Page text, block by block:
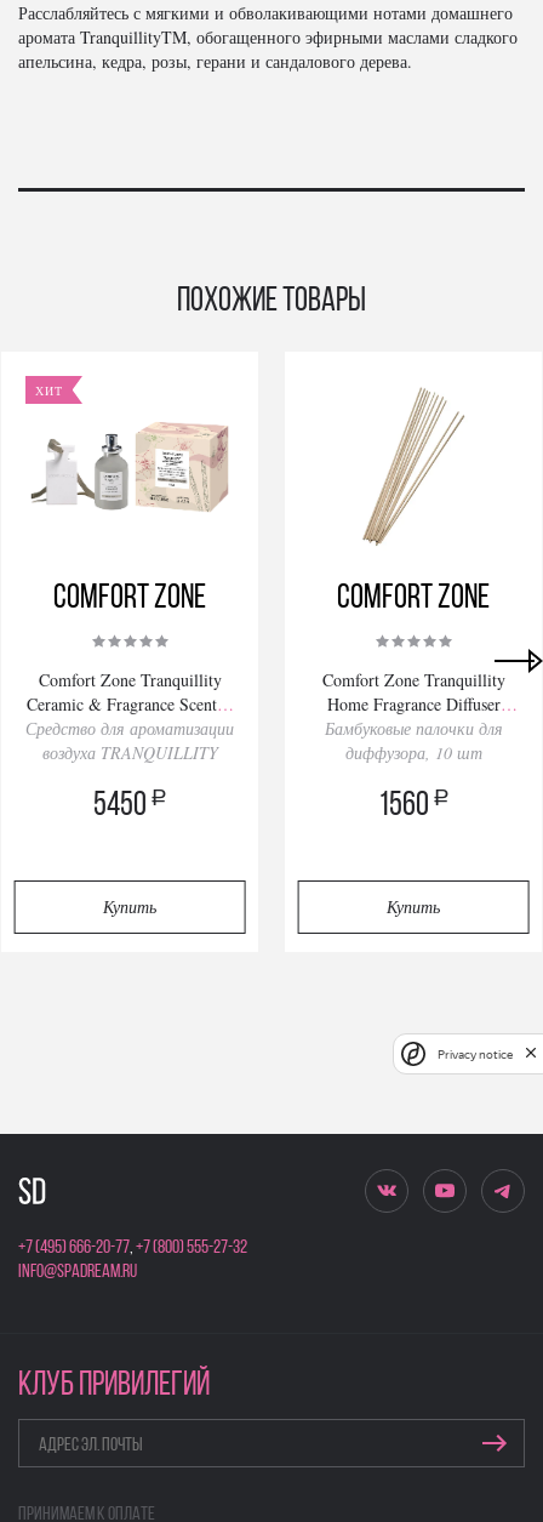
Расслабляйтесь с мягкими и обволакивающими нотами домашнего
аромата TranquillityTM, обогащенного эфирными маслами сладкого
апельсина, кедра, розы, герани и сандалового дерева.
Похожие товары
ХИТ
Comfort Zone
Comfort Zone Tranquillity
Ceramic & Fragrance Scented
Kit 1p
Средство для ароматизации
воздуха TRANQUILLITY
5450 a
Купить
Comfort Zone
Comfort Zone Tranquillity
Home Fragrance Diffuser
Sticksset 10p
Бамбуковые палочки для
диффузора, 10 шт
1560 a
Купить
+7 (495) 666-20-77,+7 (800) 555-27-32
info@spadream.ru
КЛУБ ПРИВИЛЕГИЙ
Принимаем к оплате
Privacy notice